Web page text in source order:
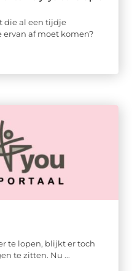
die al een tijdje
ervan af moet komen?
te lopen, blijkt er toch
te zitten. Nu ...